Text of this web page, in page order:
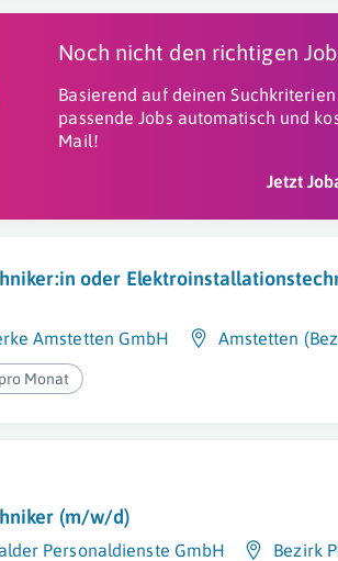
Noch nicht den richtigen
Basierend auf deinen
passende Jobs automatisch und
Mail!
Jetzt
oder
Amstetten GmbH Amstetten
Monat
(m/w/d)
Personaldienste GmbH Bezirk